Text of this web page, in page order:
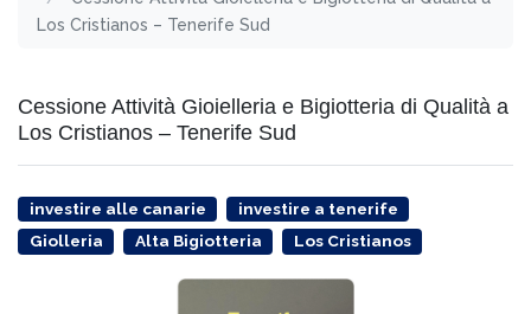
Los Cristianos – Tenerife Sud
Cessione Attività Gioielleria e Bigiotteria di Qualità a
Los Cristianos – Tenerife Sud
investire alle canarie
investire a tenerife
Giolleria
Alta Bigiotteria Los Cristianos